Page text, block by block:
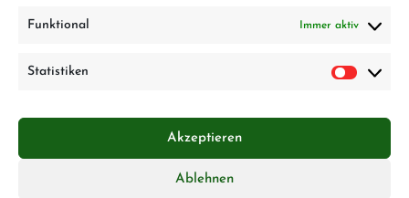
Funktional Immer aktiv
Statistiken
Akzeptieren
Ablehnen
Ich habe die Datenschutzbestimmungen